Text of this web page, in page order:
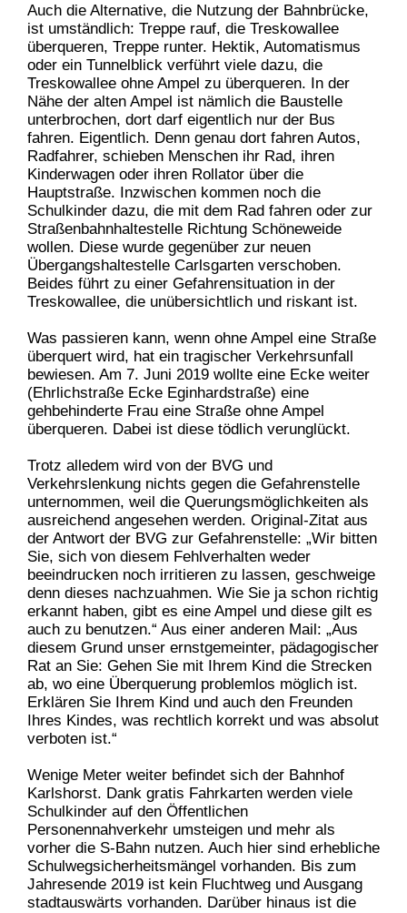
Auch die Alternative, die Nutzung der Bahnbrücke,
ist umständlich: Treppe rauf, die Treskowallee
überqueren, Treppe runter. Hektik, Automatismus
oder ein Tunnelblick verführt viele dazu, die
Treskowallee ohne Ampel zu überqueren. In der
Nähe der alten Ampel ist nämlich die Baustelle
unterbrochen, dort darf eigentlich nur der Bus
fahren. Eigentlich. Denn genau dort fahren Autos,
Radfahrer, schieben Menschen ihr Rad, ihren
Kinderwagen oder ihren Rollator über die
Hauptstraße. Inzwischen kommen noch die
Schulkinder dazu, die mit dem Rad fahren oder zur
Straßenbahnhaltestelle Richtung Schöneweide
wollen. Diese wurde gegenüber zur neuen
Übergangshaltestelle Carlsgarten verschoben.
Beides führt zu einer Gefahrensituation in der
Treskowallee, die unübersichtlich und riskant ist.
Was passieren kann, wenn ohne Ampel eine Straße
überquert wird, hat ein tragischer Verkehrsunfall
bewiesen. Am 7. Juni 2019 wollte eine Ecke weiter
(Ehrlichstraße Ecke Eginhardstraße) eine
gehbehinderte Frau eine Straße ohne Ampel
überqueren. Dabei ist diese tödlich verunglückt.
Trotz alledem wird von der BVG und
Verkehrslenkung nichts gegen die Gefahrenstelle
unternommen, weil die Querungsmöglichkeiten als
ausreichend angesehen werden. Original-Zitat aus
der Antwort der BVG zur Gefahrenstelle: „Wir bitten
Sie, sich von diesem Fehlverhalten weder
beeindrucken noch irritieren zu lassen, geschweige
denn dieses nachzuahmen. Wie Sie ja schon richtig
erkannt haben, gibt es eine Ampel und diese gilt es
auch zu benutzen.“ Aus einer anderen Mail: „Aus
diesem Grund unser ernstgemeinter, pädagogischer
Rat an Sie: Gehen Sie mit Ihrem Kind die Strecken
ab, wo eine Überquerung problemlos möglich ist.
Erklären Sie Ihrem Kind und auch den Freunden
Ihres Kindes, was rechtlich korrekt und was absolut
verboten ist.“
Wenige Meter weiter befindet sich der Bahnhof
Karlshorst. Dank gratis Fahrkarten werden viele
Schulkinder auf den Öffentlichen
Personennahverkehr umsteigen und mehr als
vorher die S-Bahn nutzen. Auch hier sind erhebliche
Schulwegsicherheitsmängel vorhanden. Bis zum
Jahresende 2019 ist kein Fluchtweg und Ausgang
stadtauswärts vorhanden. Darüber hinaus ist die